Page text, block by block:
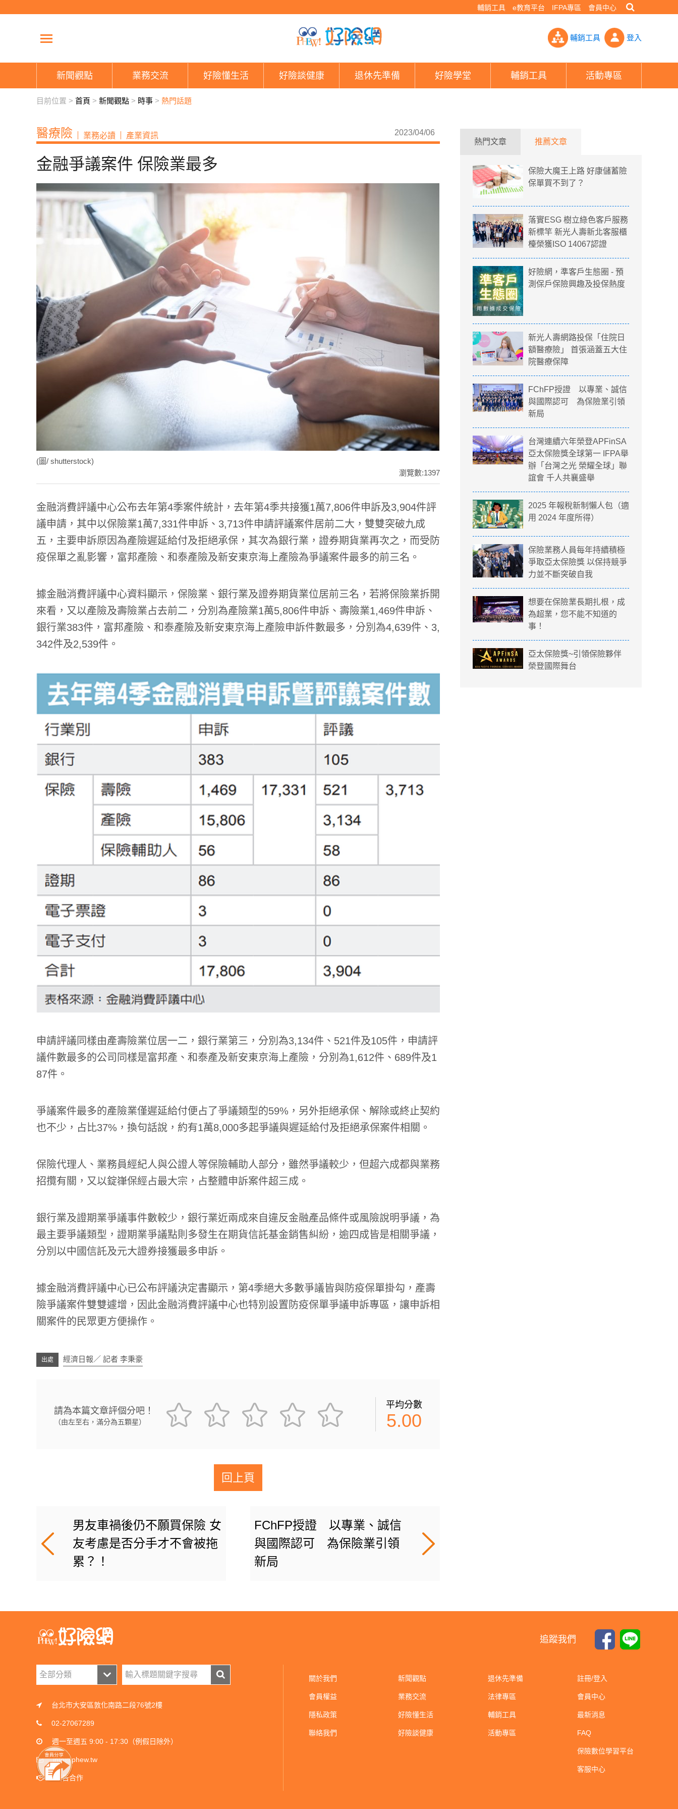
輔銷工具 e教育平台 IFPA專區 會員中心
輔銷工具 登入
新聞觀點 業務交流 好險懂生活 好險談健康 退休先準備 好險學堂 輔銷工具 活動專區
目前位置 > 首頁 > 新聞觀點 > 時事 > 熱門話題
醫療險 業務必讀 產業資訊 2023/04/06
金融爭議案件 保險業最多
(圖/ shutterstock)
瀏覽數:1397
金融消費評議中心公布去年第4季案件統計，去年第4季共接獲1萬7,806件申訴及3,904件評
議申請，其中以保險業1萬7,331件申訴、3,713件申請評議案件居前二大，雙雙突破九成
五，主要申訴原因為產險遲延給付及拒絕承保，其次為銀行業，證券期貨業再次之，而受防
疫保單之亂影響，富邦產險、和泰產險及新安東京海上產險為爭議案件最多的前三名。
據金融消費評議中心資料顯示，保險業、銀行業及證券期貨業位居前三名，若將保險業拆開
來看，又以產險及壽險業占去前二，分別為產險業1萬5,806件申訴、壽險業1,469件申訴、
銀行業383件，富邦產險、和泰產險及新安東京海上產險申訴件數最多，分別為4,639件、3,
342件及2,539件。
申請評議同樣由產壽險業位居一二，銀行業第三，分別為3,134件、521件及105件，申請評
議件數最多的公司同樣是富邦產、和泰產及新安東京海上產險，分別為1,612件、689件及1
87件。
爭議案件最多的產險業僅遲延給付便占了爭議類型的59%，另外拒絕承保、解除或終止契約
也不少，占比37%，換句話說，約有1萬8,000多起爭議與遲延給付及拒絕承保案件相關。
保險代理人、業務員經紀人與公證人等保險輔助人部分，雖然爭議較少，但超六成都與業務
招攬有關，又以錠嵂保經占最大宗，占整體申訴案件超三成。
銀行業及證期業爭議事件數較少，銀行業近兩成來自違反金融產品條件或風險說明爭議，為
最主要爭議類型，證期業爭議點則多發生在期貨信託基金銷售糾紛，逾四成皆是相關爭議，
分別以中國信託及元大證券接獲最多申訴。
據金融消費評議中心已公布評議決定書顯示，第4季絕大多數爭議皆與防疫保單掛勾，產壽
險爭議案件雙雙遽增，因此金融消費評議中心也特別設置防疫保單爭議申訴專區，讓申訴相
關案件的民眾更方便操作。
經濟日報／ 記者 李秉豪
請為本篇文章評個分吧！
（由左至右，滿分為五顆星）
平均分數
5.00
回上頁
男友車禍後仍不願買保險 女
友考慮是否分手才不會被拖
累？！
FChFP授證 以專業、誠信
與國際認可 為保險業引領
新局
熱門文章 推薦文章
保險大魔王上路 好康儲蓄險
保單買不到了？
落實ESG 樹立綠色客戶服務
新標竿 新光人壽新北客服櫃
檯榮獲ISO 14067認證
好險網，準客戶生態圈 - 預
測保戶保險興趣及投保熱度
新光人壽網路投保「住院日
額醫療險」 首張涵蓋五大住
院醫療保障
FChFP授證 以專業、誠信
與國際認可 為保險業引領
新局
台灣連續六年榮登APFinSA
亞太保險獎全球第一 IFPA舉
辦「台灣之光 榮耀全球」聯
誼會 千人共襄盛舉
2025 年報稅新制懶人包（適
用 2024 年度所得）
保險業務人員每年持續積極
爭取亞太保險獎 以保持競爭
力並不斷突破自我
想要在保險業長期扎根，成
為超業，您不能不知道的
事！
亞太保險獎~引領保險夥伴
榮登國際舞台
追蹤我們
台北市大安區敦化南路二段76號2樓
02-27067289
週一至週五 9:00 - 17:30（例假日除外）
info@phew.tw
廣告合作
關於我們
會員權益
隱私政策
聯絡我們
新聞觀點
業務交流
好險懂生活
好險談健康
退休先準備
法律專區
輔銷工具
活動專區
註冊/登入
會員中心
最新消息
FAQ
保險數位學習平台
客服中心